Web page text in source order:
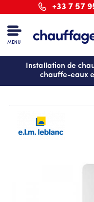
au
contenu
principal
+33 7 57
MENU
Installation de
chauffe-eaux